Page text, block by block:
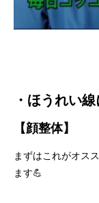
・ほうれい
【顔整体】
まずはこれがオス
ます💪